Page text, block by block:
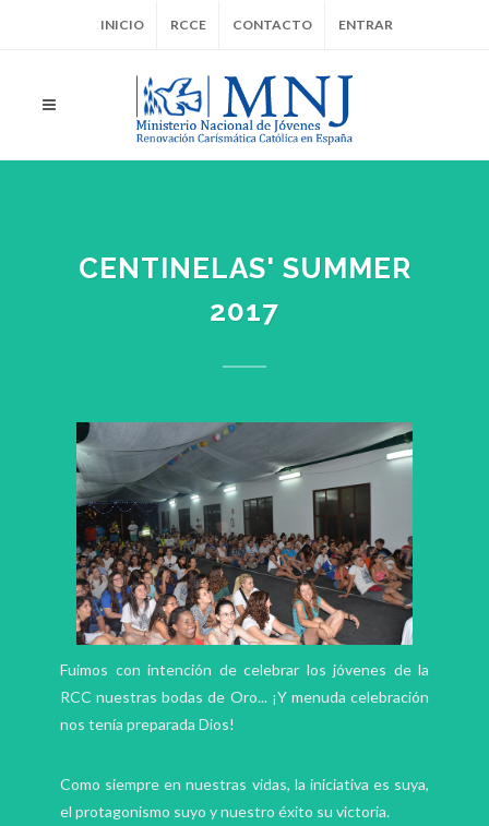
INICIO RCCE CONTACTO ENTRAR
CENTINELAS' SUMMER
2017
Fuimos con intención de celebrar los jóvenes de la
RCC nuestras bodas de Oro... ¡Y menuda celebración
nos tenía preparada Dios!
Como siempre en nuestras vidas, la iniciativa es suya,
el protagonismo suyo y nuestro éxito su victoria.